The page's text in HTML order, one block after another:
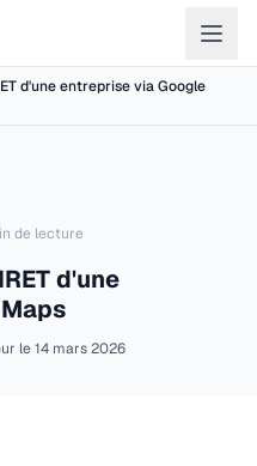
d'une entreprise via Google
de lecture
d'une
le14 mars 2026